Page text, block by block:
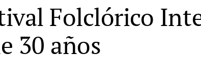
Folclórico
30 años